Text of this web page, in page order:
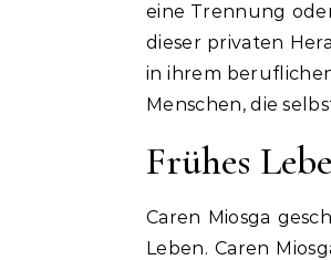
eine Trennung
dieser privaten
in ihrem
Menschen, die
Frühes
Caren Miosga
Leben. Caren